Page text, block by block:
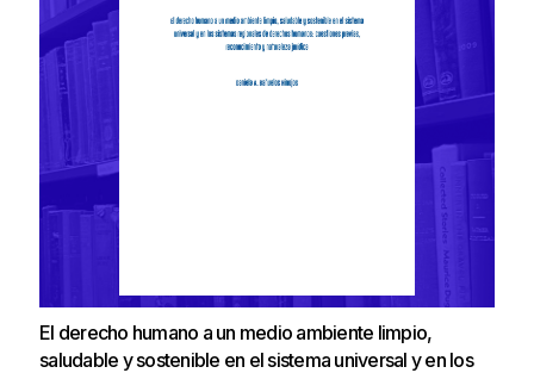
El derecho humano a un medio ambiente limpio,
saludable y sostenible en el sistema universal y en los